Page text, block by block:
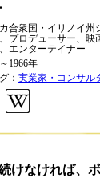
合衆国・イリノイ州
プロデューサー、映
エンターテイナー
1966年
： 実業家・コンサル
けなければ、